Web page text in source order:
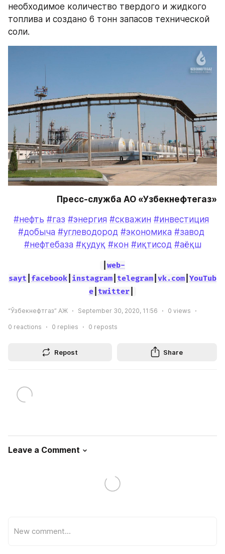
необходимое количество твердого и жидкого
топлива и создано 6 тонн запасов технической
соли.
Пресс-служба АО «Узбекнефтегаз»
#нефть #газ #энергия #скважин #инвестиция
#добыча #углеводород #экономика #завод
#нефтебаза #қудуқ #кон #иқтисод #аёқш
web-
sayt facebook instagram telegram vk.com YouTub
e| twitter|
“Ўзбекнефтгаз” АЖ September 30, 2020, 11:56 0 views
0 reactions 0 replies 0 reposts
Repost Share
Leave a Comment